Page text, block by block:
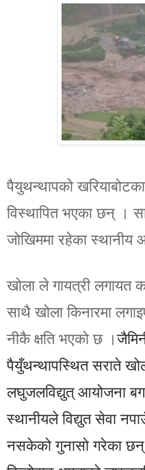
पैयुथन्थापको खरियाबोटका
विस्थापित भएका छन् ।
जोखिममा रहेका स्थानीय
खोला ले गायत्री लगायत
साथै खोला किनारमा
नीकै क्षति भएको छ ।
पैयुँथन्थापस्थित सराते
लघुजलविद्युत् आयोजना
स्थानीयले विद्युत सेवा
नसकेको गुनासो गरेका